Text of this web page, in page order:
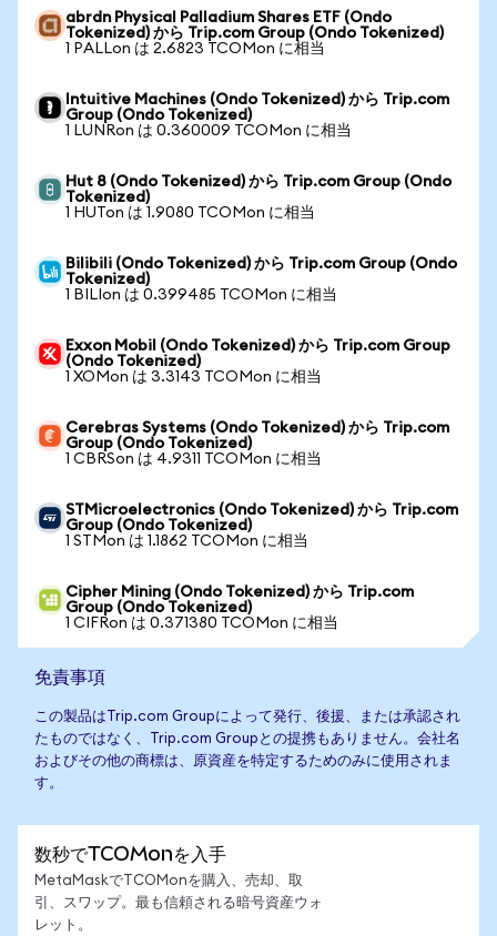
abrdn Physical Palladium Shares ETF (Ondo
Tokenized) から Trip.com Group (Ondo Tokenized)
1 PALLon は 2.6823 TCOMon に相当
Intuitive Machines (Ondo Tokenized) から Trip.com
Group (Ondo Tokenized)
1 LUNRon は 0.360009 TCOMon に相当
Hut 8 (Ondo Tokenized) から Trip.com Group (Ondo
Tokenized)
1 HUTon は 1.9080 TCOMon に相当
Bilibili (Ondo Tokenized) から Trip.com Group (Ondo
Tokenized)
1 BILIon は 0.399485 TCOMon に相当
Exxon Mobil (Ondo Tokenized) から Trip.com Group
(Ondo Tokenized)
1 XOMon は 3.3143 TCOMon に相当
Cerebras Systems (Ondo Tokenized) から Trip.com
Group (Ondo Tokenized)
1 CBRSon は 4.9311 TCOMon に相当
STMicroelectronics (Ondo Tokenized) から Trip.com
Group (Ondo Tokenized)
1 STMon は 1.1862 TCOMon に相当
Cipher Mining (Ondo Tokenized) から Trip.com
Group (Ondo Tokenized)
1 CIFRon は 0.371380 TCOMon に相当
免責事項
この製品はTrip.com Groupによって発行、後援、または承認され
たものではなく、Trip.com Groupとの提携もありません。会社名
およびその他の商標は、原資産を特定するためのみに使用されま
す。
数秒でTCOMonを入手
MetaMaskでTCOMonを購入、売却、取
引、スワップ。最も信頼される暗号資産ウォ
レット。